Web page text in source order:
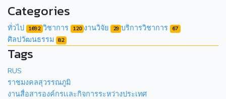
Categories
ทั่วไป 1692 วิชาการ 120 งานวิจัย 29 บริการวิชาการ 67
ศิลปวัฒนธรรม 82
Tags
RUS
ราชมงคลสุวรรณภูมิ
งานสื่อสารองค์กรเเละกิจการระหว่างประเทศ